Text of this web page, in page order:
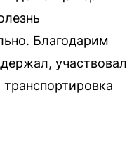
Благодарим
участвовал